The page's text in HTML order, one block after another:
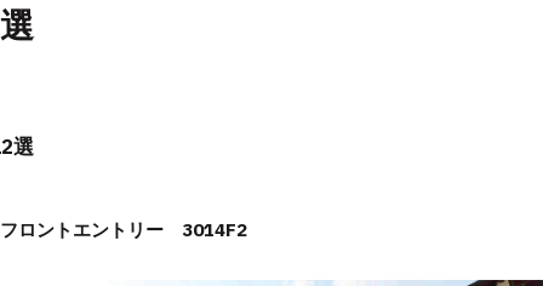
選
選
フロントエントリー 3014F2